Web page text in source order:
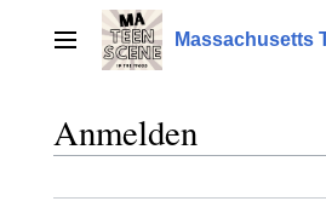
springenHauptmenü Massachusetts
Anmelden